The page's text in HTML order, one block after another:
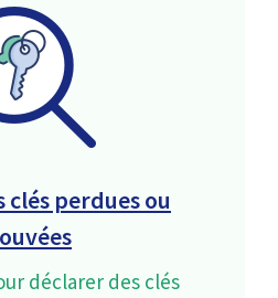
clés perdues ou
déclarer des clés